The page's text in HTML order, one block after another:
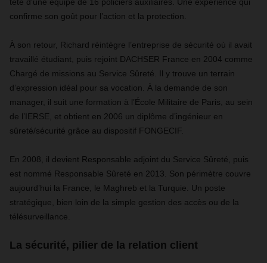
confirme son goût pour l’action et la protection.
À son retour, Richard réintègre l’entreprise de sécurité où il avait
travaillé étudiant, puis rejoint DACHSER France en 2004 comme
Chargé de missions au Service Sûreté. Il y trouve un terrain
d’expression idéal pour sa vocation. À la demande de son
manager, il suit une formation à l’École Militaire de Paris, au sein
de l’IERSE, et obtient en 2006 un diplôme d’ingénieur en
sûreté/sécurité grâce au dispositif FONGECIF.
En 2008, il devient Responsable adjoint du Service Sûreté, puis
est nommé Responsable Sûreté en 2013. Son périmètre couvre
aujourd’hui la France, le Maghreb et la Turquie. Un poste
stratégique, bien loin de la simple gestion des accès ou de la
télésurveillance.
La sécurité, pilier de la relation client